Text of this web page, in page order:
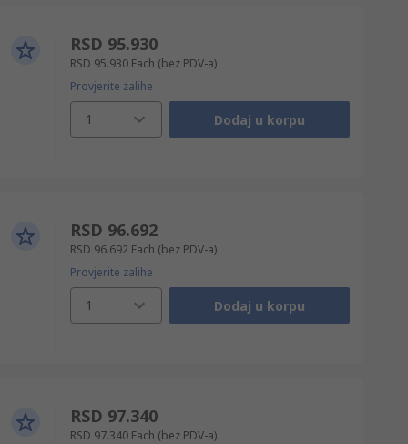
RSD 95.930
RSD 95.930 Each (bez PDV-a)
Provjerite zalihe
1 Dodaj u korpu
RSD 96.692
RSD 96.692 Each (bez PDV-a)
Provjerite zalihe
1 Dodaj u korpu
RSD 97.340
RSD 97.340 Each (bez PDV-a)